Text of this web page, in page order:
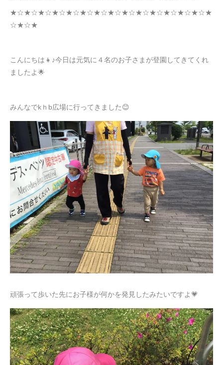
★☆★☆★☆★☆★☆★☆★☆★☆★☆★☆★☆★☆★☆★☆★
☆★☆★
こんにちは👧♪今日は元気に４名のお子さまが登園してきてくれ
ましたよ🌟
みんなでkｈb広場に行ってきました😊
頑張って歩いた先にお子様が何かを発見したみたいですよ💗